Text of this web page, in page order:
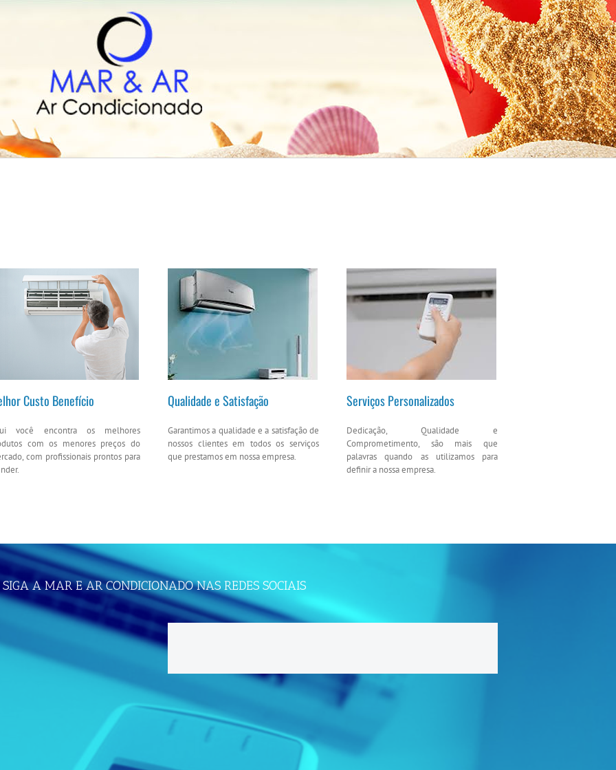
Custo Benefício
você encontra os melhores
com os menores preços do
com profissionais prontos para
Qualidade e Satisfação
Garantimos a qualidade e a satisfação de
nossos clientes em todos os serviços
que prestamos em nossa empresa.
Serviços Personalizados
Dedicação, Qualidade e
Comprometimento, são mais que
palavras quando as utilizamos para
definir a nossa empresa.
SIGA A MAR E AR CONDICIONADO NAS REDES SOCIAIS